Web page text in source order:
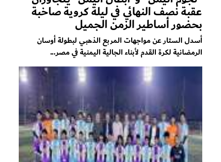
عقبة نصف النهائي في ليلة كروية صاخبة
بحضور أساطير الزمن الجميل
أسدل الستار عن مواجهات المربع الذهبي لبطولة أوسان
الرمضانية لكرة القدم لأبناء الجالية اليمنية في مصر...